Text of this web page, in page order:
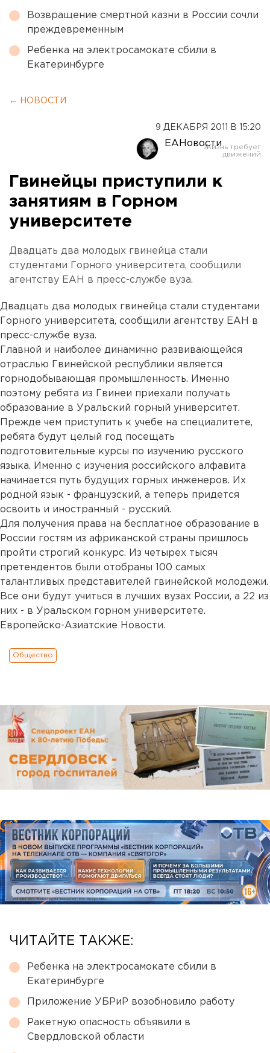
Возвращение смертной казни в России сочли
преждевременным
Ребенка на электросамокате сбили в
Екатеринбурге
← НОВОСТИ
9 ДЕКАБРЯ 2011 В 15:20
ЕАНовости
Гвинейцы приступили к
занятиям в Горном
университете
Двадцать два молодых гвинейца стали
студентами Горного университета, сообщили
агентству ЕАН в пресс-службе вуза.
Двадцать два молодых гвинейца стали студентами
Горного университета, сообщили агентству ЕАН в
пресс-службе вуза.
Главной и наиболее динамично развивающейся
отраслью Гвинейской республики является
горнодобывающая промышленность. Именно
поэтому ребята из Гвинеи приехали получать
образование в Уральский горный университет.
Прежде чем приступить к учебе на специалитете,
ребята будут целый год посещать
подготовительные курсы по изучению русского
языка. Именно с изучения российского алфавита
начинается путь будущих горных инженеров. Их
родной язык - французский, а теперь придется
освоить и иностранный - русский.
Для получения права на бесплатное образование в
России гостям из африканской страны пришлось
пройти строгий конкурс. Из четырех тысяч
претендентов были отобраны 100 самых
талантливых представителей гвинейской молодежи.
Все они будут учиться в лучших вузах России, а 22 из
них - в Уральском горном университете.
Европейско-Азиатские Новости.
Общество
ЧИТАЙТЕ ТАКЖЕ:
Ребенка на электросамокате сбили в
Екатеринбурге
Приложение УБРиР возобновило работу
Ракетную опасность объявили в
Свердловской области